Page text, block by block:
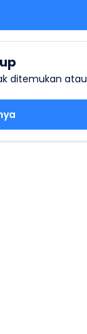
ditemukan atau